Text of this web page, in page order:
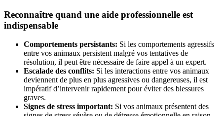
Reconnaître quand une aide professionnelle est
indispensable
Comportements persistants: Si les comportements agressifs
entre vos animaux persistent malgré vos tentatives de
résolution, il peut être nécessaire de faire appel à un expert.
Escalade des conflits: Si les interactions entre vos animaux
deviennent de plus en plus agressives ou dangereuses, il est
impératif d’intervenir rapidement pour éviter des blessures
graves.
Signes de stress important: Si vos animaux présentent des